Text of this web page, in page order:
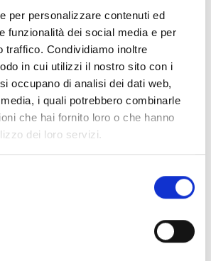
per personalizzare contenuti ed
funzionalità dei social media e per
traffico. Condividiamo inoltre
in cui utilizzi il nostro sito con i
occupano di analisi dei dati web,
i quali potrebbero combinarle
che hai fornito loro o che hanno
dei loro servizi.
Sportzentren und
und verbinden ein
Design mit zuverlässiger